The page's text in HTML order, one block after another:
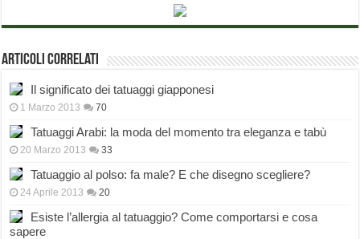
Articoli correlati
Il significato dei tatuaggi giapponesi
1 Marzo 2013 70
Tatuaggi Arabi: la moda del momento tra eleganza e tabù
20 Marzo 2013 33
Tatuaggio al polso: fa male? E che disegno scegliere?
24 Aprile 2013 20
Esiste l’allergia al tatuaggio? Come comportarsi e cosa
sapere